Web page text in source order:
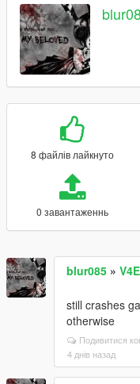
8 файлів лайкнуто
0 завантаженнь
blur085 »
still crashes
otherwise
Подивитися
4 днів назад